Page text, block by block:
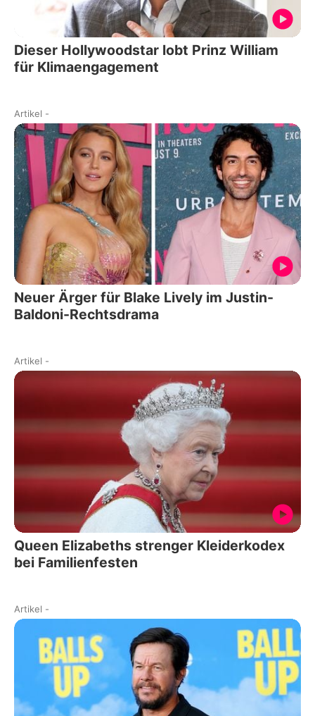
Dieser Hollywoodstar lobt Prinz William
für Klimaengagement
Artikel -
Neuer Ärger für Blake Lively im Justin-
Baldoni-Rechtsdrama
Artikel -
Queen Elizabeths strenger Kleiderkodex
bei Familienfesten
Artikel -